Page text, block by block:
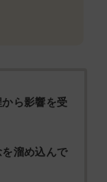
ら影響を受
溜め込んで